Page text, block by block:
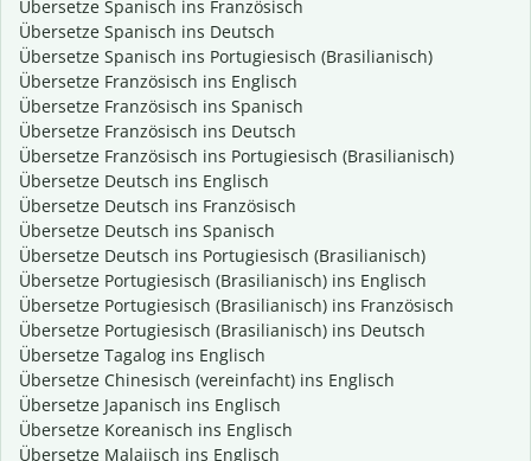
Übersetze Spanisch ins Französisch
Übersetze Spanisch ins Deutsch
Übersetze Spanisch ins Portugiesisch (Brasilianisch)
Übersetze Französisch ins Englisch
Übersetze Französisch ins Spanisch
Übersetze Französisch ins Deutsch
Übersetze Französisch ins Portugiesisch (Brasilianisch)
Übersetze Deutsch ins Englisch
Übersetze Deutsch ins Französisch
Übersetze Deutsch ins Spanisch
Übersetze Deutsch ins Portugiesisch (Brasilianisch)
Übersetze Portugiesisch (Brasilianisch) ins Englisch
Übersetze Portugiesisch (Brasilianisch) ins Französisch
Übersetze Portugiesisch (Brasilianisch) ins Deutsch
Übersetze Tagalog ins Englisch
Übersetze Chinesisch (vereinfacht) ins Englisch
Übersetze Japanisch ins Englisch
Übersetze Koreanisch ins Englisch
Übersetze Malaiisch ins Englisch